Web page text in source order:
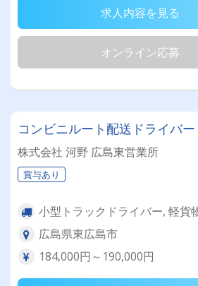
求人内容を見る
オンライン応募
コンビニルート配送ドライバー
株式会社 河野 広島東営業所
賞与あり
小型トラックドライバー, 軽貨
広島県東広島市
184,000円～190,000円